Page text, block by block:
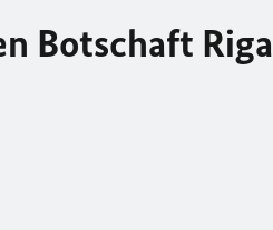
Botschaft Riga